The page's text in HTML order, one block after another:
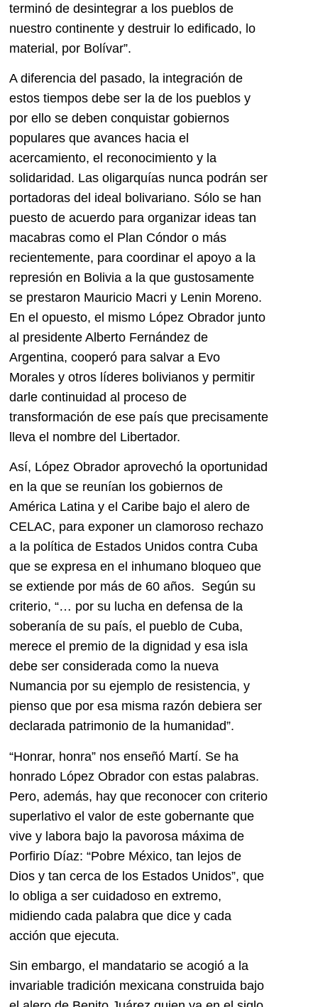
terminó de desintegrar a los pueblos de
nuestro continente y destruir lo edificado, lo
material, por Bolívar”.
A diferencia del pasado, la integración de
estos tiempos debe ser la de los pueblos y
por ello se deben conquistar gobiernos
populares que avances hacia el
acercamiento, el reconocimiento y la
solidaridad. Las oligarquías nunca podrán ser
portadoras del ideal bolivariano. Sólo se han
puesto de acuerdo para organizar ideas tan
macabras como el Plan Cóndor o más
recientemente, para coordinar el apoyo a la
represión en Bolivia a la que gustosamente
se prestaron Mauricio Macri y Lenin Moreno.
En el opuesto, el mismo López Obrador junto
al presidente Alberto Fernández de
Argentina, cooperó para salvar a Evo
Morales y otros líderes bolivianos y permitir
darle continuidad al proceso de
transformación de ese país que precisamente
lleva el nombre del Libertador.
Así, López Obrador aprovechó la oportunidad
en la que se reunían los gobiernos de
América Latina y el Caribe bajo el alero de
CELAC, para exponer un clamoroso rechazo
a la política de Estados Unidos contra Cuba
que se expresa en el inhumano bloqueo que
se extiende por más de 60 años. Según su
criterio, “… por su lucha en defensa de la
soberanía de su país, el pueblo de Cuba,
merece el premio de la dignidad y esa isla
debe ser considerada como la nueva
Numancia por su ejemplo de resistencia, y
pienso que por esa misma razón debiera ser
declarada patrimonio de la humanidad”.
“Honrar, honra” nos enseñó Martí. Se ha
honrado López Obrador con estas palabras.
Pero, además, hay que reconocer con criterio
superlativo el valor de este gobernante que
vive y labora bajo la pavorosa máxima de
Porfirio Díaz: “Pobre México, tan lejos de
Dios y tan cerca de los Estados Unidos”, que
lo obliga a ser cuidadoso en extremo,
midiendo cada palabra que dice y cada
acción que ejecuta.
Sin embargo, el mandatario se acogió a la
invariable tradición mexicana construida bajo